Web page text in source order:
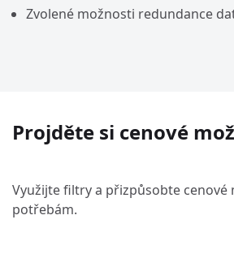
Zvolené možnosti redundance
Projděte si cenové
Využijte filtry a přizpůsobte cenové
potřebám.